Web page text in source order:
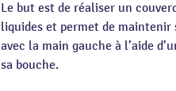
Le but est de réaliser un
liquides et permet de
avec la main gauche à l’aide
sa bouche.